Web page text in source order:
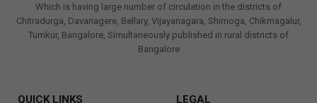
Which is having large number of circulation in the districts of
Chitradurga, Davanagere, Bellary, Vijayanagara, Shimoga, Chikmagalur,
Tumkur, Bangalore, Simultaneously published in rural districts of
Bangalore
QUICK LINKS LEGAL